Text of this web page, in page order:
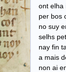
ont elha
per bos
no suy
selhs
nay fin
a mais
non ai